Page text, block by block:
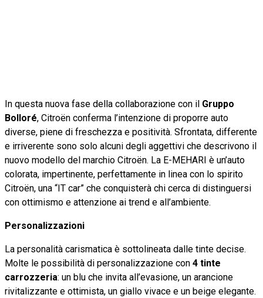
In questa nuova fase della collaborazione con il Gruppo
Bolloré, Citroën conferma l’intenzione di proporre auto
diverse, piene di freschezza e positività. Sfrontata, differente
e irriverente sono solo alcuni degli aggettivi che descrivono il
nuovo modello del marchio Citroën. La E-MEHARI è un’auto
colorata, impertinente, perfettamente in linea con lo spirito
Citroën, una “IT car” che conquisterà chi cerca di distinguersi
con ottimismo e attenzione ai trend e all’ambiente.
Personalizzazioni
La personalità carismatica è sottolineata dalle tinte decise.
Molte le possibilità di personalizzazione con 4 tinte
carrozzeria: un blu che invita all’evasione, un arancione
rivitalizzante e ottimista, un giallo vivace e un beige elegante.